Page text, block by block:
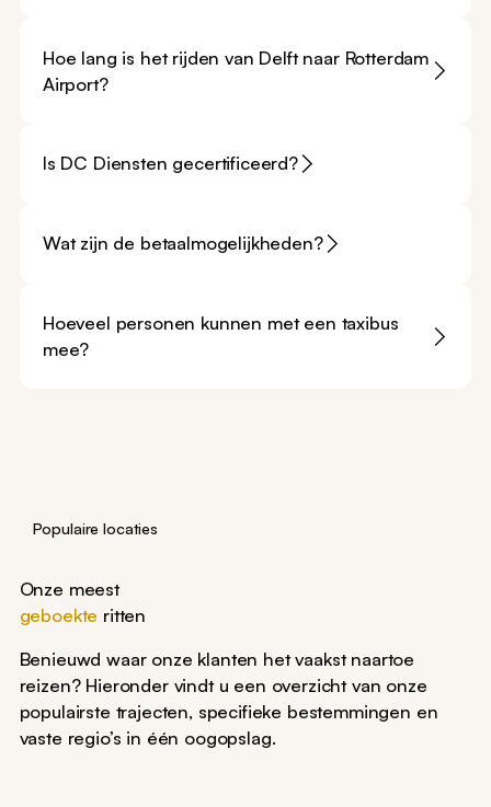
Hoe lang is het rijden van Delft naar Rotterdam
Airport?
Is DC Diensten gecertificeerd?
Wat zijn de betaalmogelijkheden?
Hoeveel personen kunnen met een taxibus
mee?
Populaire locaties
Onze meest
geboekte ritten
Benieuwd waar onze klanten het vaakst naartoe
reizen? Hieronder vindt u een overzicht van onze
populairste trajecten, specifieke bestemmingen en
vaste regio’s in één oogopslag.